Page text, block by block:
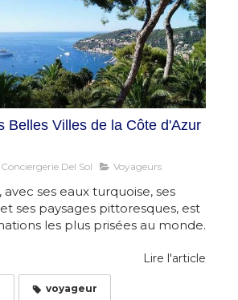
Belles Villes de la Côte d'Azur
Conciergerie Del Sol Voyageurs
avec ses eaux turquoise, ses
ses paysages pittoresques, est
les plus prisées au monde.
Lire l'article
voyageur